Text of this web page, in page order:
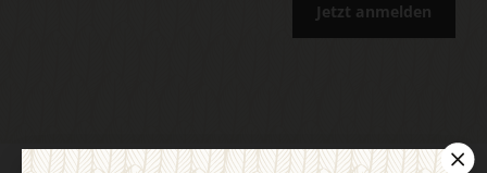
Jetzt anmelden